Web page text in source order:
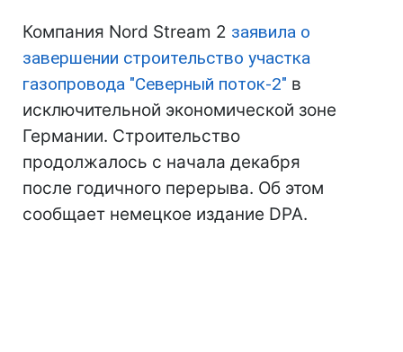
Компания Nord Stream 2 заявила о
завершении строительство участка
газопровода "Северный поток-2" в
исключительной экономической зоне
Германии. Строительство
продолжалось с начала декабря
после годичного перерыва. Об этом
сообщает немецкое издание DPA.